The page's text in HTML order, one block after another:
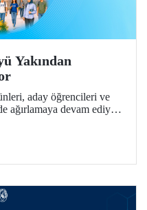
Yakından
aday öğrencileri ve
ağırlamaya devam ediyor.
vermeye devam